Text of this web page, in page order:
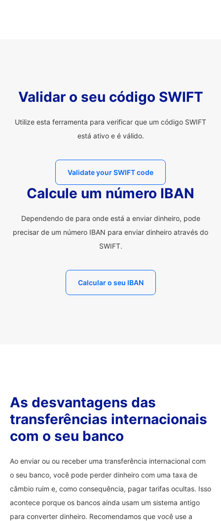
Validar o seu código SWIFT
Utilize esta ferramenta para verificar que um código SWIFT
está ativo e é válido.
Validate your SWIFT code
Calcule um número IBAN
Dependendo de para onde está a enviar dinheiro, pode
precisar de um número IBAN para enviar dinheiro através do
SWIFT.
Calcular o seu IBAN
As desvantagens das
transferências internacionais
com o seu banco
Ao enviar ou ou receber uma transferência internacional com
o seu banco, você pode perder dinheiro com uma taxa de
câmbio ruim e, como consequência, pagar tarifas ocultas. Isso
acontece porque os bancos ainda usam um sistema antigo
para converter dinheiro. Recomendamos que você use a